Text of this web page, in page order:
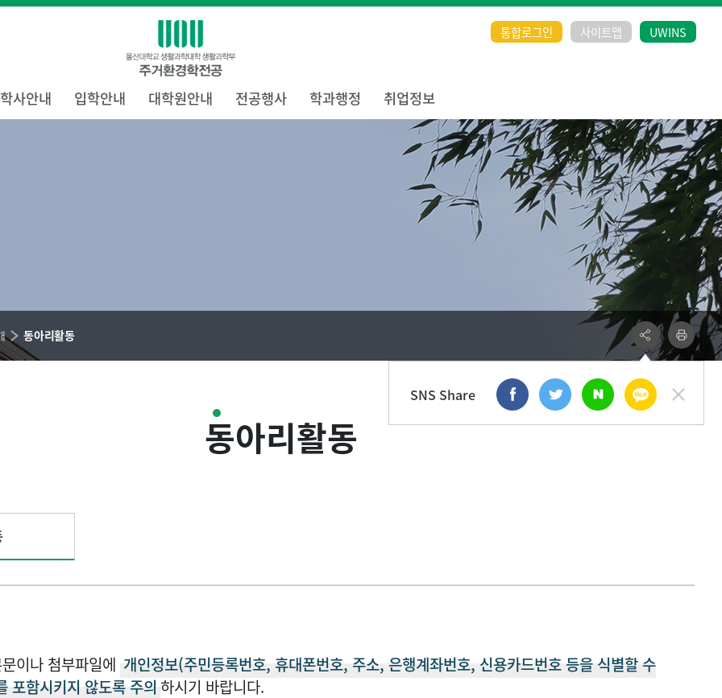
통합로그인 사이트맵 UWINS
학사안내 입학안내 대학원안내 전공행사 학과행정 취업정보
동아리활동
SNS Share
동아리활동
이나 첨부파일에 개인정보(주민등록번호, 휴대폰번호, 주소, 은행계좌번호, 신용카드번호 등을 식별할 수
포함시키지 않도록 주의 하시기 바랍니다.